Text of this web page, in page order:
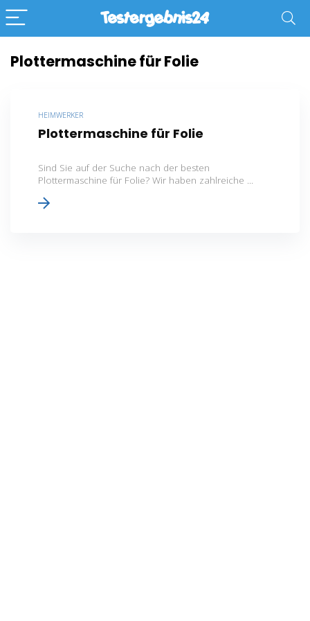
Plottermaschine für Folie
HEIMWERKER
Plottermaschine für Folie
Sind Sie auf der Suche nach der besten
Plottermaschine für Folie? Wir haben zahlreiche ...